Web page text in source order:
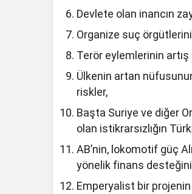
Devlete olan inancın
Organize suç
Terör eylemlerinin
Ülkenin artan
riskler,
Başta Suriye ve diğer
olan istikrarsızlığın
AB’nin, lokomotif güç
yönelik finans
Emperyalist bir projenin